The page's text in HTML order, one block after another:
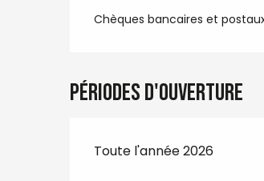
Chèques bancaires et
Périodes d'ouverture
Toute l'année 2026